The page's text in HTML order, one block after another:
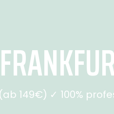
149€) ✓ 100%